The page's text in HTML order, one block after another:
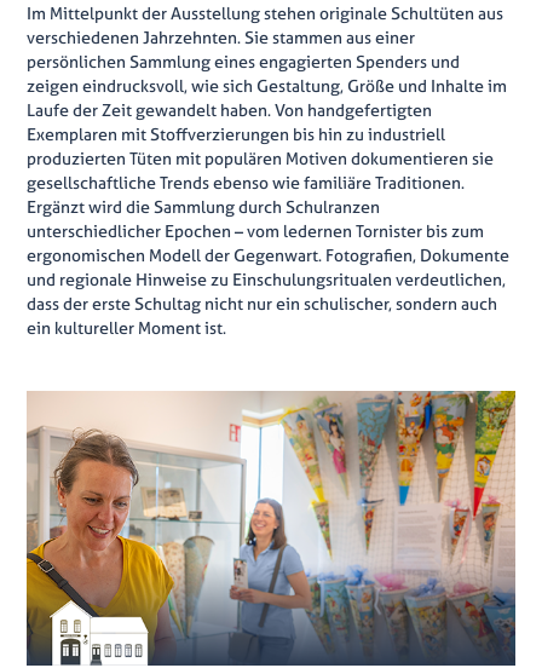
Im Mittelpunkt der Ausstellung stehen originale Schultüten aus
verschiedenen Jahrzehnten. Sie stammen aus einer
persönlichen Sammlung eines engagierten Spenders und
zeigen eindrucksvoll, wie sich Gestaltung, Größe und Inhalte im
Laufe der Zeit gewandelt haben. Von handgefertigten
Exemplaren mit Stoffverzierungen bis hin zu industriell
produzierten Tüten mit populären Motiven dokumentieren sie
gesellschaftliche Trends ebenso wie familiäre Traditionen.
Ergänzt wird die Sammlung durch Schulranzen
unterschiedlicher Epochen – vom ledernen Tornister bis zum
ergonomischen Modell der Gegenwart. Fotografien, Dokumente
und regionale Hinweise zu Einschulungsritualen verdeutlichen,
dass der erste Schultag nicht nur ein schulischer, sondern auch
ein kultureller Moment ist.